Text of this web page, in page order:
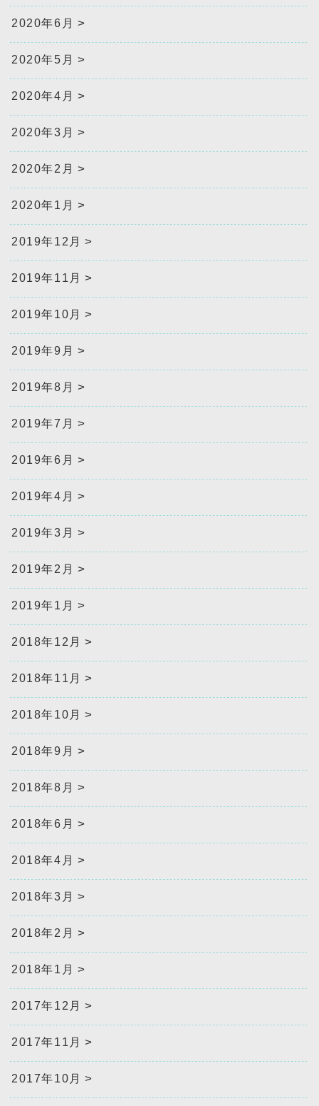
2020年6月
2020年5月
2020年4月
2020年3月
2020年2月
2020年1月
2019年12月
2019年11月
2019年10月
2019年9月
2019年8月
2019年7月
2019年6月
2019年4月
2019年3月
2019年2月
2019年1月
2018年12月
2018年11月
2018年10月
2018年9月
2018年8月
2018年6月
2018年4月
2018年3月
2018年2月
2018年1月
2017年12月
2017年11月
2017年10月